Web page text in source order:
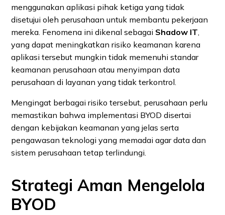
menggunakan aplikasi pihak ketiga yang tidak
disetujui oleh perusahaan untuk membantu pekerjaan
mereka. Fenomena ini dikenal sebagai Shadow IT
yang dapat meningkatkan risiko keamanan karena
aplikasi tersebut mungkin tidak memenuhi standar
keamanan perusahaan atau menyimpan data
perusahaan di layanan yang tidak terkontrol.
Mengingat berbagai risiko tersebut, perusahaan perlu
memastikan bahwa implementasi BYOD disertai
dengan kebijakan keamanan yang jelas serta
pengawasan teknologi yang memadai agar data dan
sistem perusahaan tetap terlindungi.
Strategi Aman Mengelola
BYOD